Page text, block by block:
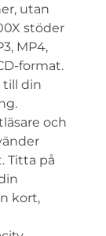
utan
stöder
MP4,
format.
till din
och
Titta på
kort,